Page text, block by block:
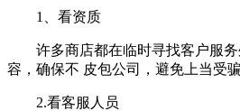
1、看资质
许多商店都在临时寻找客户服务
容，确保不 皮包公司，避免上当受骗
2.看客服人员